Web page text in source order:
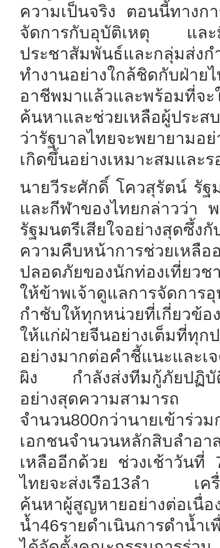
ความเป็นจริง ตอนนี้ทางก
จัดการกับอุบัติเหตุ แล
ประชาสัมพันธ์และกลุ่มส่ง
ทำงานอย่างใกล้ชิดกับฝ่า
อาชีพมาแล้วและพร้อมที่จ
ค้นหาและช่วยเหลือผู้ประส
ว่ารัฐบาลไทยจะพยายามอ
เกิดขึ้นอย่างเหมาะสมและ
นายวีระศักดิ์ โควสุรัตน์ รัฐ
และกีฬาของไทยกล่าวว่า
รัฐมนตรีเสียใจอย่างสุดซึ้
ความคืบหน้าการช่วยเห
ปลอดภัยของนักท่องเที่ยว
ให้ข้าพเจ้าดูแลการจัดการ
กำชับให้ทุกหน่วยที่เกี่ยวข้อ
ให้แก่ฝ่ายจีนอย่างเต็มที่ทุ
อย่างมากต่อคำชี้แนะและ
ผิง กำลังส่งทีมกู้ภัยปฏิบัติ
อย่างสุดความสามาร
จำนวน800กว่านายเข้าร่
เอกชนจำนวนหลักสิบลำอา
เหลืออีกด้วย ช่วงเช้าวันที่
ไทยจะส่งเรือ13ลำ เครื่
ค้นหาผู้สูญหายอย่างต่อเ
น้ำ46รายดำเนินการดำน้